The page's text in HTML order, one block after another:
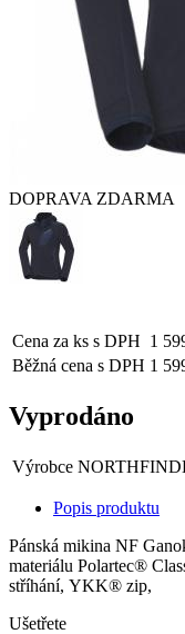
DOPRAVA ZDARMA
Cena za ks s DPH 1
Běžná cena s DPH 1
Vyprodáno
Výrobce
Popis produktu
Pánská mikina NF
materiálu Polartec®
stříhání, YKK® zip,
Ušetřete